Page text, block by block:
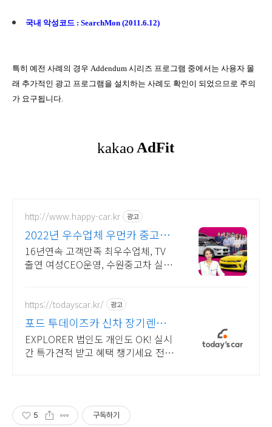
국내 악성코드 : SearchMon (2011.6.12)
특히 예전 사례의 경우 Addendum 시리즈 프로그램 중에서는 사용자 몰
래 추가적인 광고 프로그램을 설치하는 사례도 확인이 되었으므로 주의
가 요구됩니다.
http://www.happy-car.kr 광고
2022년 우수업체 우먼카 중고차
는 최우수모범업체에서!
16년연속 고객만족 최우수업체, TV
출연 여성CEO운영, 수원중고차 실매
지"
https://todayscar.kr/ 광고
포드 투데이즈카 신차 장기렌트
특가
EXPLORER 법인도 개인도 OK! 실시
간 특가견적 받고 혜택 챙기세요 전문
5 구독하기